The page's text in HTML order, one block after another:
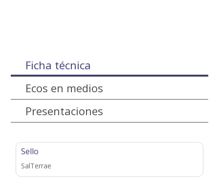
Ficha técnica
Ecos en medios
Presentaciones
Sello
SalTerrae